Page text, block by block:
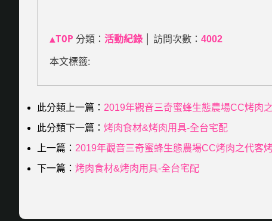
▲TOP 分類： 活動紀錄 │ 訪問次數： 4002
本文標籤:
此分類上一篇： 2019年觀音三奇蜜蜂生態農場CC烤肉
此分類下一篇： 烤肉食材&烤肉用具-全台宅配
上一篇： 2019年觀音三奇蜜蜂生態農場CC烤肉之代客
下一篇： 烤肉食材&烤肉用具-全台宅配